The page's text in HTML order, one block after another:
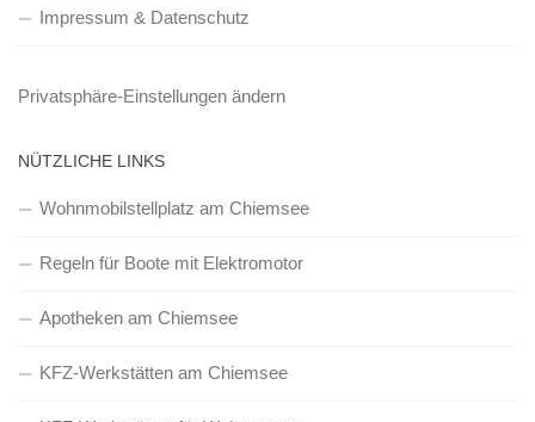
Impressum & Datenschutz
Privatsphäre-Einstellungen ändern
NÜTZLICHE LINKS
Wohnmobilstellplatz am Chiemsee
Regeln für Boote mit Elektromotor
Apotheken am Chiemsee
KFZ-Werkstätten am Chiemsee